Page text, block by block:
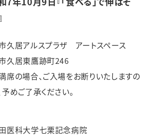
久居アルスプラザ アートスペース
久居東鷹跡町246
席の場合、ご入場をお断りいたしますの
予めご了承ください。
医科大学七栗記念病院